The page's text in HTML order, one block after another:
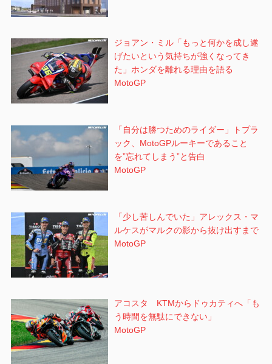
ジョアン・ミル「もっと何かを成し遂
げたいという気持ちが強くなってき
た」ホンダを離れる理由を語る
MotoGP
「自分は勝つためのライダー」トプラ
ック、MotoGPルーキーであること
を”忘れてしまう”と告白
MotoGP
「少し苦しんでいた」アレックス・マ
ルケスがマルクの影から抜け出すまで
MotoGP
アコスタ KTMからドゥカティへ「も
う時間を無駄にできない」
MotoGP